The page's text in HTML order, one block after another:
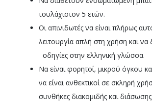
τουλάχιστον 5 ετών.
Οι απινιδωτές να είναι πλήρως
λειτουργία απλή στη χρήση και να
οδηγίες στην ελληνική γλώσσα.
Να είναι φορητοί, μικρού όγκου
να είναι ανθεκτικοί σε σκληρή
συνθήκες διακομιδής και διάσωσης.